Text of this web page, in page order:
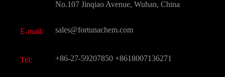
CAS chimiques
No.107 Jinqiao Avenue, Wuhan, China
E-mail: sales@fortunachem.com
Tel: +86-27-59207850 +8618007136271